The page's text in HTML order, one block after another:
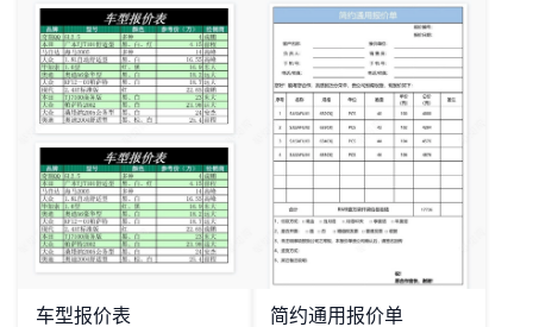
车型报价表 简约通用报价单